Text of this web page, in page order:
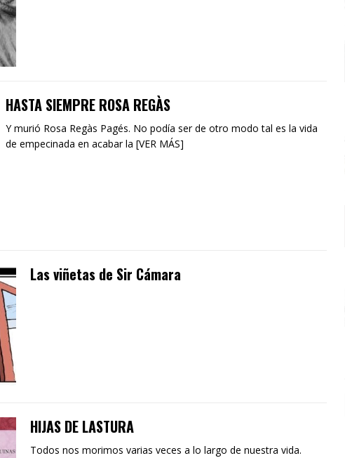
HASTA SIEMPRE ROSA REGÀS
Y murió Rosa Regàs Pagés. No podía ser de otro modo tal es la vida
de empecinada en acabar la [VER MÁS]
Las viñetas de Sir Cámara
HIJAS DE LASTURA
Todos nos morimos varias veces a lo largo de nuestra vida.